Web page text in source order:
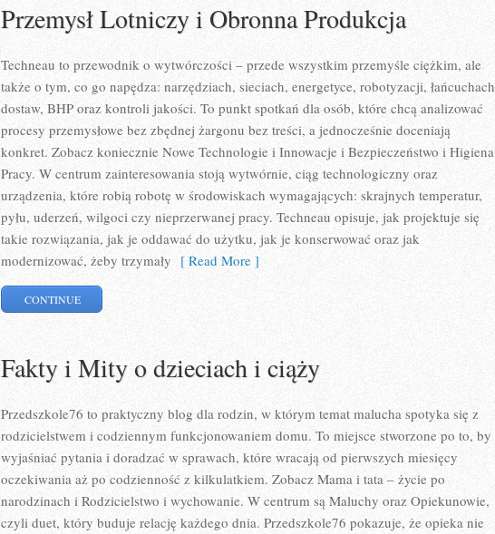
Przemysł Lotniczy i Obronna Produkcja
Techneau to przewodnik o wytwórczości – przede wszystkim przemyśle ciężkim, ale
także o tym, co go napędza: narzędziach, sieciach, energetyce, robotyzacji, łańcuchach
dostaw, BHP oraz kontroli jakości. To punkt spotkań dla osób, które chcą analizować
procesy przemysłowe bez zbędnej żargonu bez treści, a jednocześnie doceniają
konkret. Zobacz koniecznie Nowe Technologie i Innowacje i Bezpieczeństwo i Higiena
Pracy. W centrum zainteresowania stoją wytwórnie, ciąg technologiczny oraz
urządzenia, które robią robotę w środowiskach wymagających: skrajnych temperatur,
pyłu, uderzeń, wilgoci czy nieprzerwanej pracy. Techneau opisuje, jak projektuje się
takie rozwiązania, jak je oddawać do użytku, jak je konserwować oraz jak
modernizować, żeby trzymały [ Read More ]
CONTINUE
Fakty i Mity o dzieciach i ciąży
Przedszkole76 to praktyczny blog dla rodzin, w którym temat malucha spotyka się z
rodzicielstwem i codziennym funkcjonowaniem domu. To miejsce stworzone po to, by
wyjaśniać pytania i doradzać w sprawach, które wracają od pierwszych miesięcy
oczekiwania aż po codzienność z kilkulatkiem. Zobacz Mama i tata – życie po
narodzinach i Rodzicielstwo i wychowanie. W centrum są Maluchy oraz Opiekunowie,
czyli duet, który buduje relację każdego dnia. Przedszkole76 pokazuje, że opieka nie